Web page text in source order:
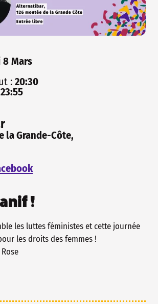
8 Mars
: 20:30
23:55
la Grande-Côte,
!
les luttes féministes et cette journée
les droits des femmes !